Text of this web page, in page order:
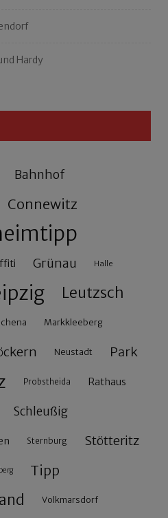
Hardy
Bahnhof
Connewitz
Grünau Halle
Leutzsch
Markkleeberg
Neustadt Park
Probstheida Rathaus
Schleußig
Sternburg Stötteritz
Tipp
Volkmarsdorf